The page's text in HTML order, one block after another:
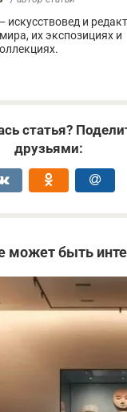
искусствовед и
их экспозициях и
статья?
друзьями:
может быть